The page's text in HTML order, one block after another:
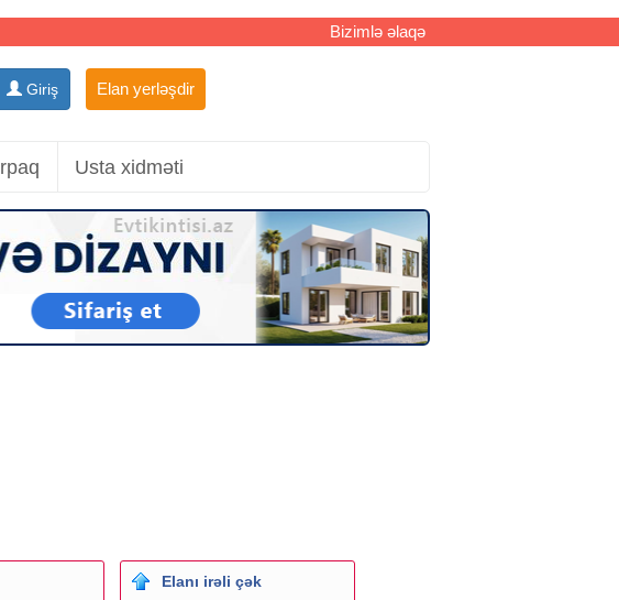
Bizimlə əlaqə
Giriş Elan yerləşdir
Usta xidməti
Elanı irəli çək